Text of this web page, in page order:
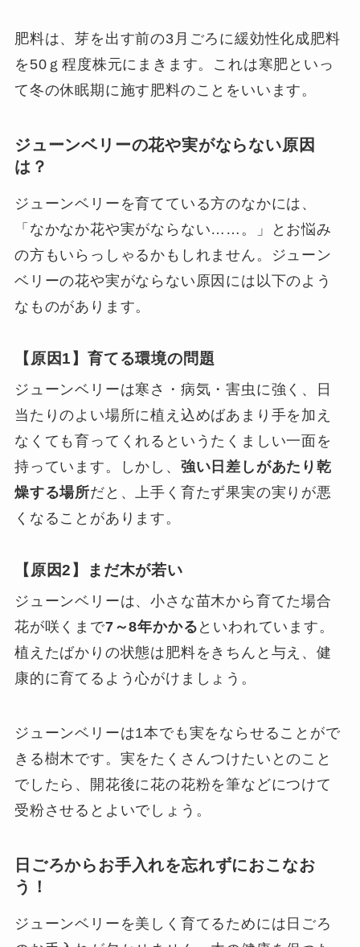
肥料は、芽を出す前の3月ごろに緩効性化成肥料
を50ｇ程度株元にまきます。これは寒肥といっ
て冬の休眠期に施す肥料のことをいいます。
ジューンベリーの花や実がならない原因
は？
ジューンベリーを育てている方のなかには、
「なかなか花や実がならない……。」とお悩み
の方もいらっしゃるかもしれません。ジューン
ベリーの花や実がならない原因には以下のよう
なものがあります。
【原因1】育てる環境の問題
ジューンベリーは寒さ・病気・害虫に強く、日
当たりのよい場所に植え込めばあまり手を加え
なくても育ってくれるというたくましい一面を
持っています。しかし、 強い日差しがあたり乾
燥する場所だと、上手く育たず果実の実りが悪
くなることがあります。
【原因2】まだ木が若い
ジューンベリーは、小さな苗木から育てた場合
花が咲くまで7～8年かかる といわれています。
植えたばかりの状態は肥料をきちんと与え、健
康的に育てるよう心がけましょう。
ジューンベリーは1本でも実をならせることがで
きる樹木です。実をたくさんつけたいとのこと
でしたら、開花後に花の花粉を筆などにつけて
受粉させるとよいでしょう。
日ごろからお手入れを忘れずにおこなお
う！
ジューンベリーを美しく育てるためには日ごろ